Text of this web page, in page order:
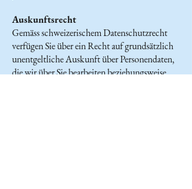
Auskunftsrecht
Gemäss schweizerischem Datenschutzrecht
verfügen Sie über ein Recht auf grundsätzlich
unentgeltliche Auskunft über Personendaten,
die wir über Sie bearbeiten beziehungsweise